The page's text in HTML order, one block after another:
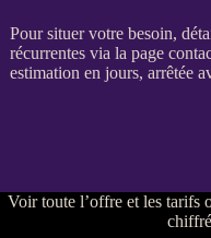
Pour situer votre besoin,
récurrentes via la page
estimation en jours, arrêtée
Voirtoute l’offre et les tarifs